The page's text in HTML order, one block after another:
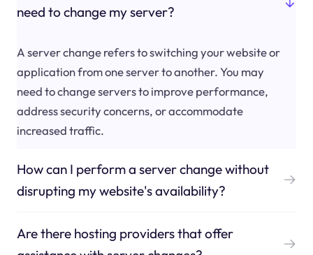
need to change my server?
A server change refers to switching your website or
application from one server to another. You may
need to change servers to improve performance,
address security concerns, or accommodate
increased traffic.
How can I perform a server change without
disrupting my website's availability?
Are there hosting providers that offer